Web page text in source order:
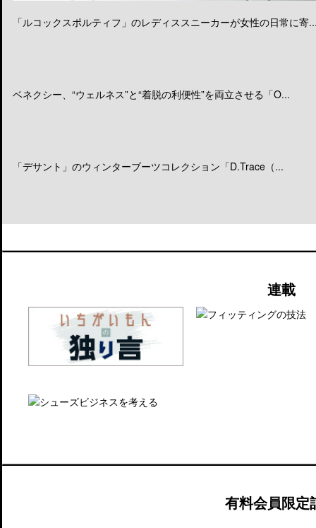
「ルコックスポルティフ」のレディススニーカーが女性の日常に寄
ベネクシー、“ウェルネス”と“着脱の利便性”を両立させる「O...
「デサント」のウィンターブーツコレクション「D.Trace（...
連載
有料会員限定